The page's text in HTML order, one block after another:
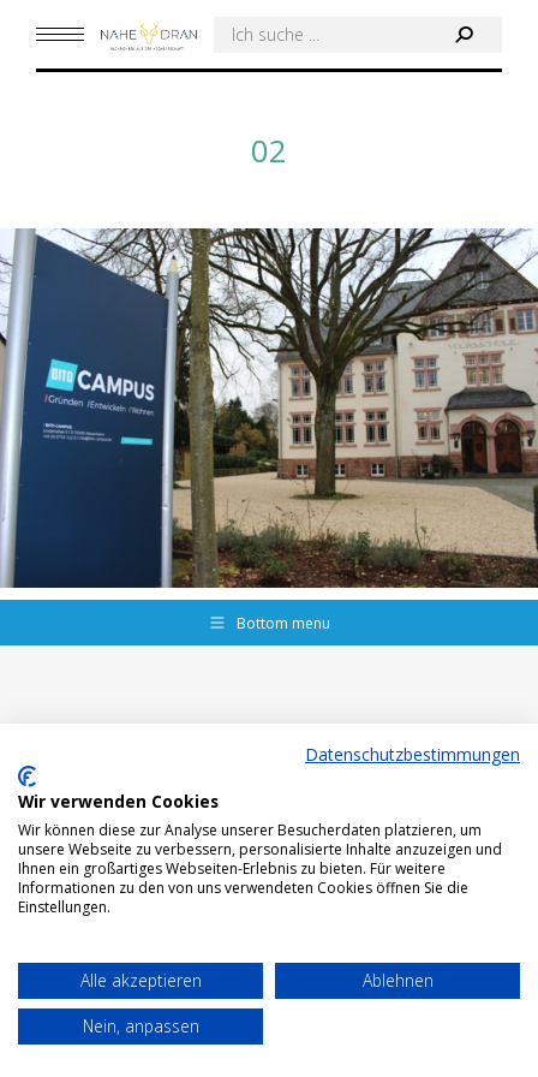
Search:
02
Bottom menu
Datenschutzbestimmungen
Wir verwenden Cookies
Wir können diese zur Analyse unserer Besucherdaten platzieren, um
unsere Webseite zu verbessern, personalisierte Inhalte anzuzeigen und
Ihnen ein großartiges Webseiten-Erlebnis zu bieten. Für weitere
Informationen zu den von uns verwendeten Cookies öffnen Sie die
Einstellungen.
Alle akzeptieren
Ablehnen
Nein, anpassen